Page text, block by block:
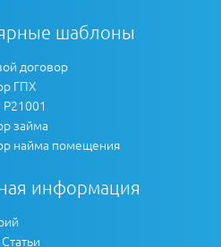
шаблоны
договор
ГПХ
займа
найма помещения
информация